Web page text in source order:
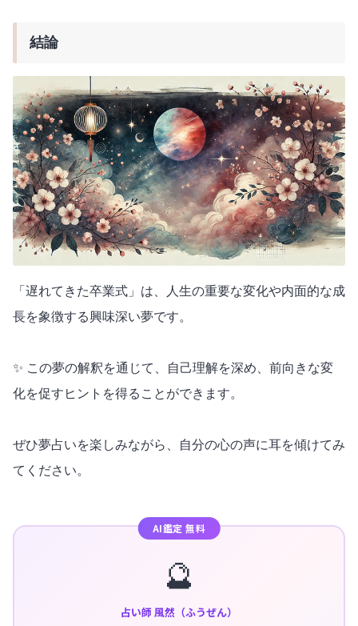
結論
「遅れてきた卒業式」は、人生の重要な変化や内面的な成
長を象徴する興味深い夢です。
✨ この夢の解釈を通じて、自己理解を深め、前向きな変
化を促すヒントを得ることができます。
ぜひ夢占いを楽しみながら、自分の心の声に耳を傾けてみ
てください。
AI鑑定 無料
🔮
占い師 風然（ふうぜん）